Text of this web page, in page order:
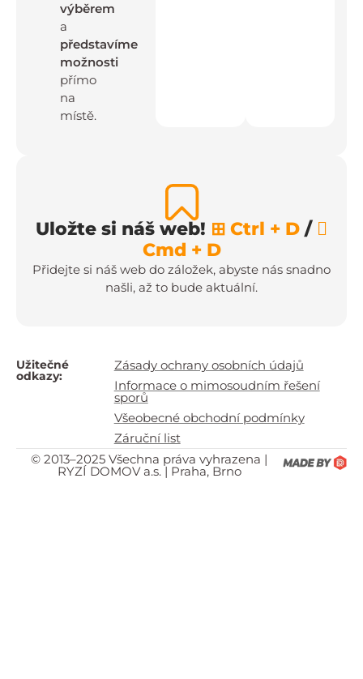
výběrem
a
představíme
možnosti
přímo
na
místě.
Uložte si náš web! ⊞ Ctrl + D / 
Cmd + D
Přidejte si náš web do záložek, abyste nás snadno
našli, až to bude aktuální.
Užitečné
odkazy:
Zásady ochrany osobních údajů
Informace o mimosoudním řešení
sporů
Všeobecné obchodní podmínky
Záruční list
© 2013–2025 Všechna práva vyhrazena |
RYZÍ DOMOV a.s. | Praha, Brno